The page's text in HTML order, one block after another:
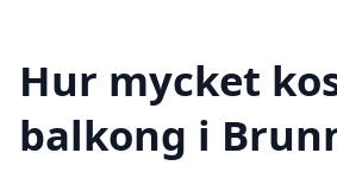
Hur mycket
balkong i